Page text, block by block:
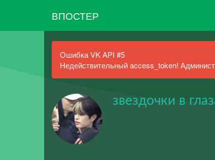
ВПОСТЕР
Ошибка VK API #5
Недействительный access_token!
звездочки в